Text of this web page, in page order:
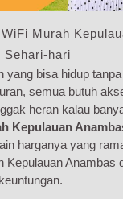
Murah
Sehari-hari
yang bisa hidup
semua butuh
heran kalau
Kepulauan
harganya yang
Kepulauan Anambas